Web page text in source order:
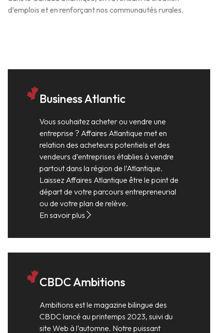
d’emplois et en renforçant nos communautés rurales.
Business Atlantic
Vous souhaitez acheter ou vendre une
entreprise ? Affaires Atlantique met en
relation des acheteurs potentiels et des
vendeurs d’entreprises établies à vendre
partout dans la région de l’Atlantique.
Laissez Affaires Atlantique être le point de
départ de votre parcours entrepreneurial
ou de votre plan de relève.
En savoir plus
CBDC Ambitions
Ambitions est le magazine bilingue des
CBDC lancé au printemps 2023, suivi du
site Web à l’automne. Notre puissant